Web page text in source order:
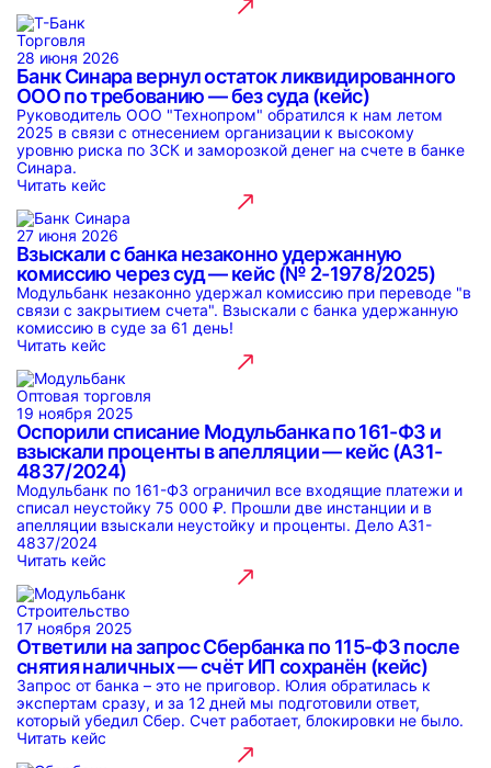
Торговля
28 июня 2026
Банк Синара вернул остаток ликвидированного
ООО по требованию — без суда (кейс)
Руководитель ООО "Технопром" обратился к нам летом
2025 в связи с отнесением организации к высокому
уровню риска по ЗСК и заморозкой денег на счете в банке
Синара.
Читать кейс
27 июня 2026
Взыскали с банка незаконно удержанную
комиссию через суд — кейс (№ 2-1978/2025)
Модульбанк незаконно удержал комиссию при переводе "в
связи с закрытием счета". Взыскали с банка удержанную
комиссию в суде за 61 день!
Читать кейс
Оптовая торговля
19 ноября 2025
Оспорили списание Модульбанка по 161-ФЗ и
взыскали проценты в апелляции — кейс (А31-
4837/2024)
Модульбанк по 161-ФЗ ограничил все входящие платежи и
списал неустойку 75 000 ₽. Прошли две инстанции и в
апелляции взыскали неустойку и проценты. Дело А31-
4837/2024
Читать кейс
Строительство
17 ноября 2025
Ответили на запрос Сбербанка по 115-ФЗ после
снятия наличных — счёт ИП сохранён (кейс)
Запрос от банка – это не приговор. Юлия обратилась к
экспертам сразу, и за 12 дней мы подготовили ответ,
который убедил Сбер. Счет работает, блокировки не было.
Читать кейс